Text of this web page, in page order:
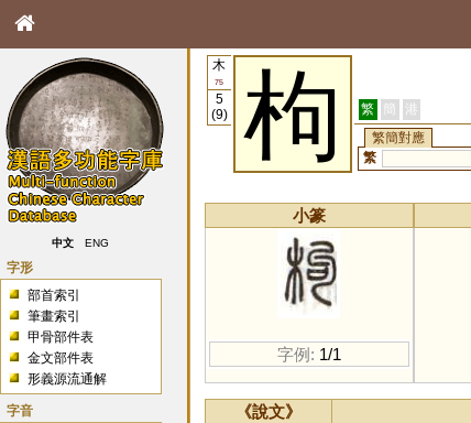
中文 ENG
字形
部首索引
筆畫索引
甲骨部件表
金文部件表
形義源流通解
字音
木
75
5
(9)
枸 繁 簡 港
繁簡對應
繁
小篆
字例: 1/1
《說文》